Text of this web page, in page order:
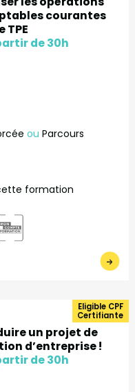
courantes
TPE
ou Parcours
formation
Eligible CPF
Certifiante
un projet de
d’entreprise !